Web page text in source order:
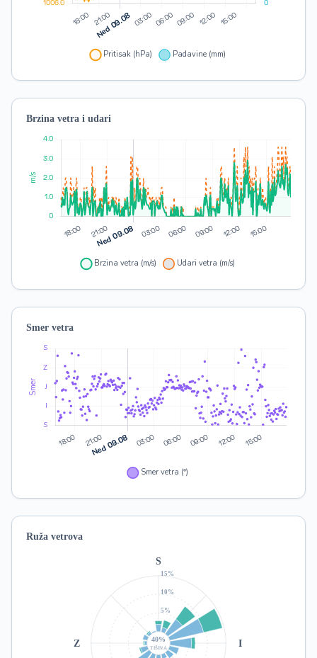
Brzina vetra i udari
Smer vetra
Ruža vetrova
5%
10%
15%
S
I
Z 40%
TIŠINA